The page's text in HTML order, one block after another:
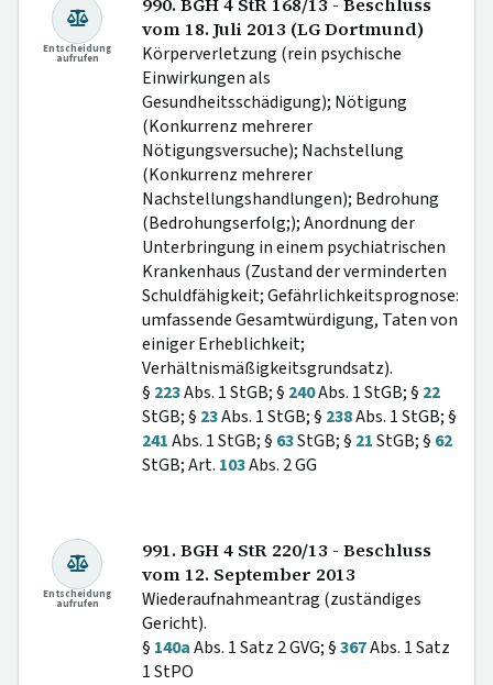
Entscheidung
aufrufen
990. BGH 4 StR 168/13 - Beschluss
vom 18. Juli 2013 (LG Dortmund)
Körperverletzung (rein psychische
Einwirkungen als
Gesundheitsschädigung); Nötigung
(Konkurrenz mehrerer
Nötigungsversuche); Nachstellung
(Konkurrenz mehrerer
Nachstellungshandlungen); Bedrohung
(Bedrohungserfolg;); Anordnung der
Unterbringung in einem psychiatrischen
Krankenhaus (Zustand der verminderten
Schuldfähigkeit; Gefährlichkeitsprognose:
umfassende Gesamtwürdigung, Taten von
einiger Erheblichkeit;
Verhältnismäßigkeitsgrundsatz).
§ 223Abs. 1 StGB; § 240Abs. 1 StGB; § 22
StGB; § 23Abs. 1 StGB; § 238Abs. 1 StGB; §
241Abs. 1 StGB; § 63StGB; § 21StGB; § 62
StGB; Art. 103Abs. 2 GG
Entscheidung
aufrufen
991. BGH 4 StR 220/13 - Beschluss
vom 12. September 2013
Wiederaufnahmeantrag (zuständiges
Gericht).
§ 140aAbs. 1 Satz 2 GVG; §367Abs. 1 Satz
1 StPO